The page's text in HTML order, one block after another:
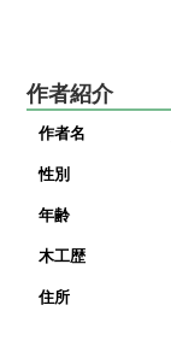
作者紹介
作者名
性別
年齢
木工歴
住所